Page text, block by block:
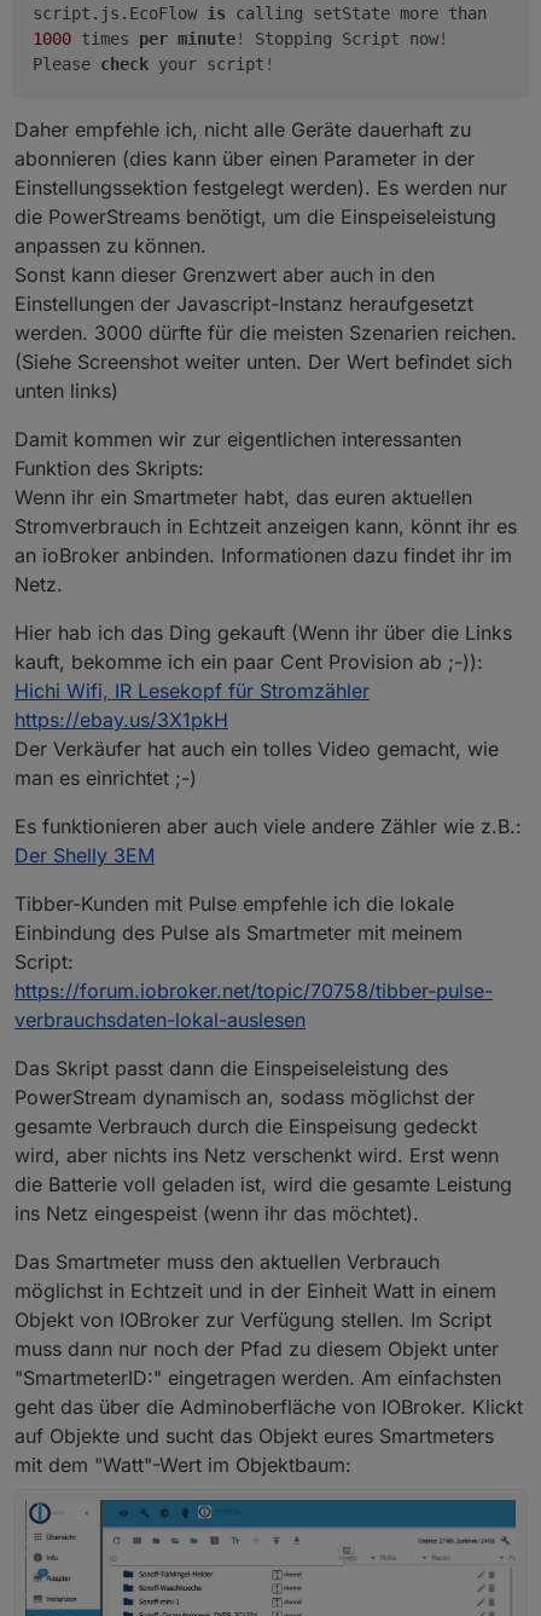
script.js.EcoFlow is calling setState more than
1000 times per minute! Stopping Script now!
Please check your script !
Daher empfehle ich, nicht alle Geräte dauerhaft zu
abonnieren (dies kann über einen Parameter in der
Einstellungssektion festgelegt werden). Es werden nur
die PowerStreams benötigt, um die Einspeiseleistung
anpassen zu können.
Sonst kann dieser Grenzwert aber auch in den
Einstellungen der Javascript-Instanz heraufgesetzt
werden. 3000 dürfte für die meisten Szenarien reichen.
(Siehe Screenshot weiter unten. Der Wert befindet sich
unten links)
Damit kommen wir zur eigentlichen interessanten
Funktion des Skripts:
Wenn ihr ein Smartmeter habt, das euren aktuellen
Stromverbrauch in Echtzeit anzeigen kann, könnt ihr es
an ioBroker anbinden. Informationen dazu findet ihr im
Netz.
Hier hab ich das Ding gekauft (Wenn ihr über die Links
kauft, bekomme ich ein paar Cent Provision ab ;-)):
Hichi Wifi, IR Lesekopf für Stromzähler
https://ebay.us/3X1pkH
Der Verkäufer hat auch ein tolles Video gemacht, wie
man es einrichtet ;-)
Es funktionieren aber auch viele andere Zähler wie z.B.:
Der Shelly 3EM
Tibber-Kunden mit Pulse empfehle ich die lokale
Einbindung des Pulse als Smartmeter mit meinem
Script:
https://forum.iobroker.net/topic/70758/tibber-pulse-
verbrauchsdaten-lokal-auslesen
Das Skript passt dann die Einspeiseleistung des
PowerStream dynamisch an, sodass möglichst der
gesamte Verbrauch durch die Einspeisung gedeckt
wird, aber nichts ins Netz verschenkt wird. Erst wenn
die Batterie voll geladen ist, wird die gesamte Leistung
ins Netz eingespeist (wenn ihr das möchtet).
Das Smartmeter muss den aktuellen Verbrauch
möglichst in Echtzeit und in der Einheit Watt in einem
Objekt von IOBroker zur Verfügung stellen. Im Script
muss dann nur noch der Pfad zu diesem Objekt unter
"SmartmeterID:" eingetragen werden. Am einfachsten
geht das über die Adminoberfläche von IOBroker. Klickt
auf Objekte und sucht das Objekt eures Smartmeters
mit dem "Watt"-Wert im Objektbaum: